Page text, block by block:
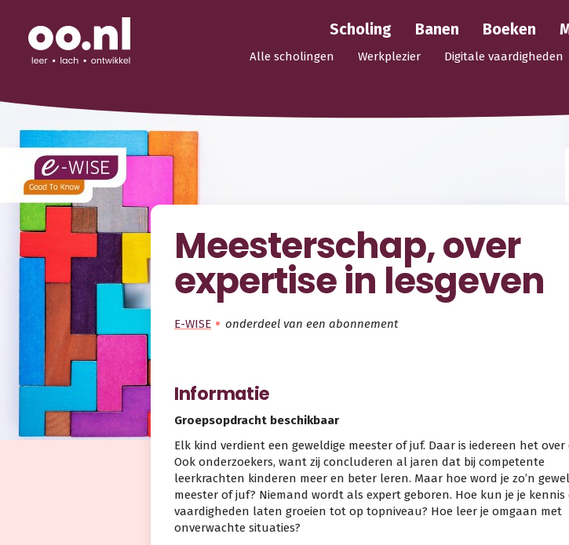
Scholing Banen Boeken
Alle scholingen Werkplezier Digitale vaardigheden
Meesterschap, over
expertise in lesgeven
E-WISE onderdeel van een abonnement
Informatie
Groepsopdracht beschikbaar
Elk kind verdient een geweldige meester of juf. Daar is iedereen het over
Ook onderzoekers, want zij concluderen al jaren dat bij competente
leerkrachten kinderen meer en beter leren. Maar hoe word je zo’n
meester of juf? Niemand wordt als expert geboren. Hoe kun je je kennis
vaardigheden laten groeien tot op topniveau? Hoe leer je omgaan met
onverwachte situaties?